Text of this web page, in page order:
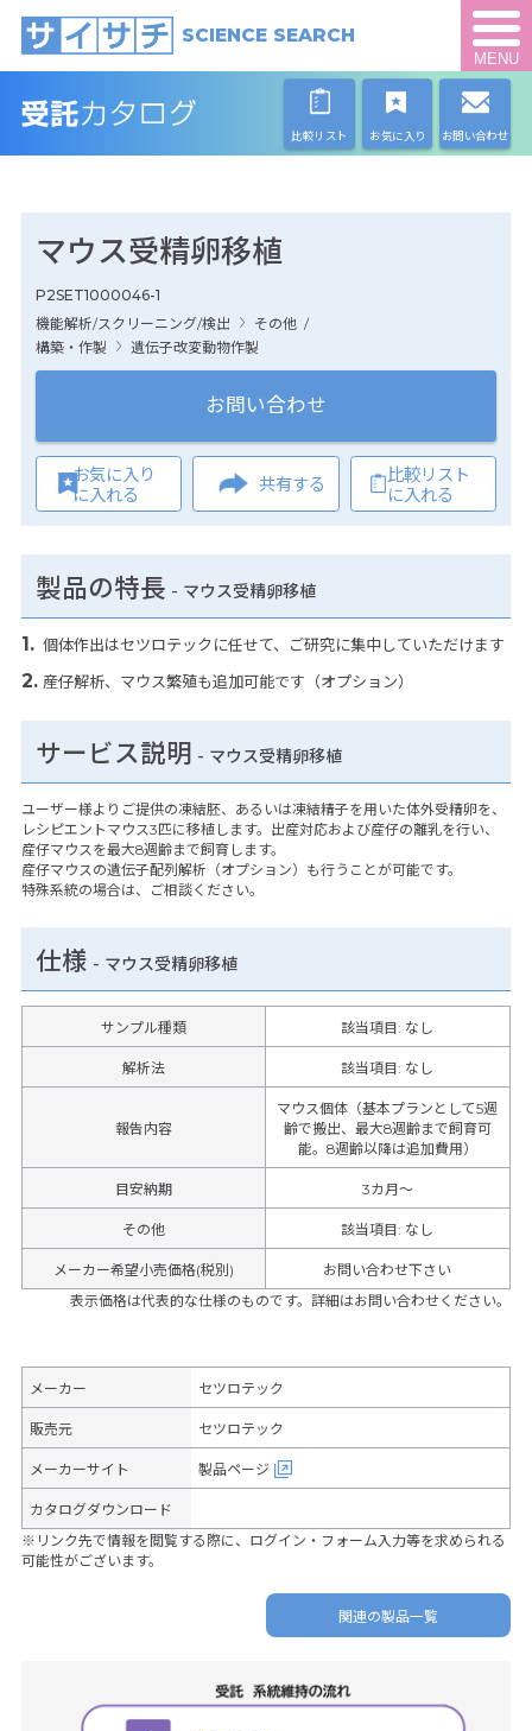
SCIENCE SEARCH
MENU
比較リスト お気に入り お問い合わせ
マウス受精卵移植
P2SET1000046-1
機能解析/スクリーニング/検出
その他 /
構築・作製
遺伝子改変動物作製
お問い合わせ
お気に入り
に入れる
共有する
比較リスト
に入れる
製品の特長 - マウス受精卵移植
個体作出はセツロテックに任せて、ご研究に集中していただけます
産仔解析、マウス繁殖も追加可能です（オプション）
サービス説明 - マウス受精卵移植
ユーザー様よりご提供の凍結胚、あるいは凍結精子を用いた体外受精卵を、
レシピエントマウス3匹に移植します。出産対応および産仔の離乳を行い、
産仔マウスを最大8週齢まで飼育します。
産仔マウスの遺伝子配列解析（オプション）も行うことが可能です。
特殊系統の場合は、ご相談ください。
仕様 - マウス受精卵移植
サンプル種類 該当項目: なし
解析法 該当項目: なし
報告内容
マウス個体（基本プランとして5週
齢で搬出、最大8週齢まで飼育可
能。8週齢以降は追加費用）
目安納期 3カ月～
その他 該当項目: なし
メーカー希望小売価格(税別)
お問い合わせ下さい
表示価格は代表的な仕様のものです。詳細はお問い合わせください。
メーカー セツロテック
販売元 セツロテック
メーカーサイト 製品ページ
カタログダウンロード
※リンク先で情報を閲覧する際に、ログイン・フォーム入力等を求められる
可能性がございます。
関連の製品一覧